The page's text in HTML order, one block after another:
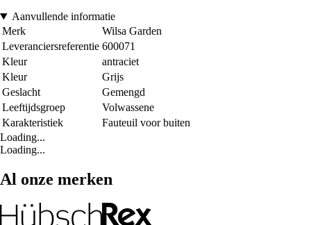
Aanvullende informatie
Merk
Wilsa Garden
Leveranciersreferentie 600071
Kleur
antraciet
Kleur
Grijs
Geslacht
Gemengd
Leeftijdsgroep
Volwassene
Karakteristiek
Fauteuil voor buiten
Loading...
Loading...
Al onze merken